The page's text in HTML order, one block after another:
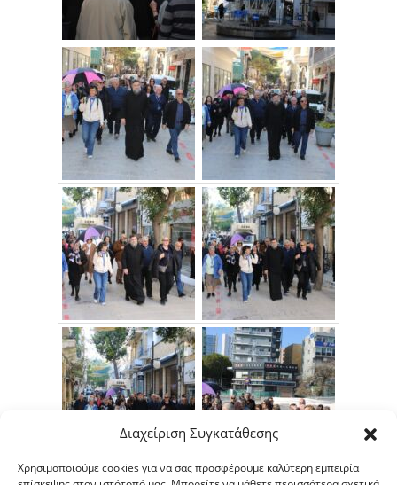
Διαχείριση Συγκατάθεσης
Χρησιμοποιούμε cookies για να σας προσφέρουμε καλύτερη εμπειρία